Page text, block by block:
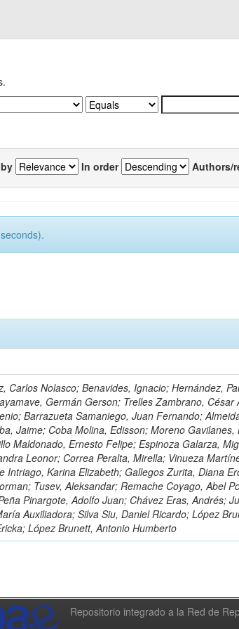
In order Authors/
Carlos Nolasco; Benavides, Ignacio; Hernández,
Germán Gerson; Trelles Zambrano, César
Barrazueta Samaniego, Juan Fernando;
Jaime; Coba Molina, Edisson; Moreno
Maldonado, Ernesto Felipe; Espinoza Galarza,
Leonor; Correa Peralta, Mirella; Vinueza
Intriago, Karina Elizabeth; Gallegos Zurita, Diana
Tusev, Aleksandar; Remache Coyago, Abel
Pinargote, Adolfo Juan; Chávez Eras, Andrés;
Auxiliadora; Silva Siu, Daniel Ricardo; López
López Brunett, Antonio Humberto
Repositorio integrado a la Red de